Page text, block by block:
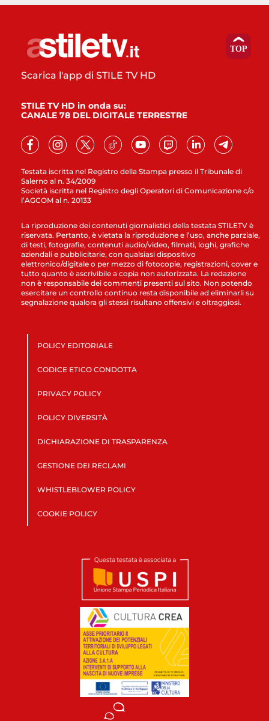
Testata iscritta nel Registro della Stampa presso il Tribunale di
Salerno al n. 34/2009
Società iscritta nel Registro degli Operatori di Comunicazione c/o
l’AGCOM al n. 20133
Scarica l'app di STILE TV HD
STILE TV HD in onda su:
CANALE 78 DEL DIGITALE TERRESTRE
La riproduzione dei contenuti giornalistici della testata STILETV è
riservata. Pertanto, è vietata la riproduzione e l’uso, anche parziale,
di testi, fotografie, contenuti audio/video, filmati, loghi, grafiche
aziendali e pubblicitarie, con qualsiasi dispositivo
elettronico/digitale o per mezzo di fotocopie, registrazioni, cover e
tutto quanto è ascrivibile a copia non autorizzata. La redazione
non è responsabile dei commenti presenti sul sito. Non potendo
esercitare un controllo continuo resta disponibile ad eliminarli su
segnalazione qualora gli stessi risultano offensivi e oltraggiosi.
POLICY EDITORIALE
CODICE ETICO CONDOTTA
PRIVACY POLICY
POLICY DIVERSITÀ
DICHIARAZIONE DI TRASPARENZA
GESTIONE DEI RECLAMI
WHISTLEBLOWER POLICY
COOKIE POLICY